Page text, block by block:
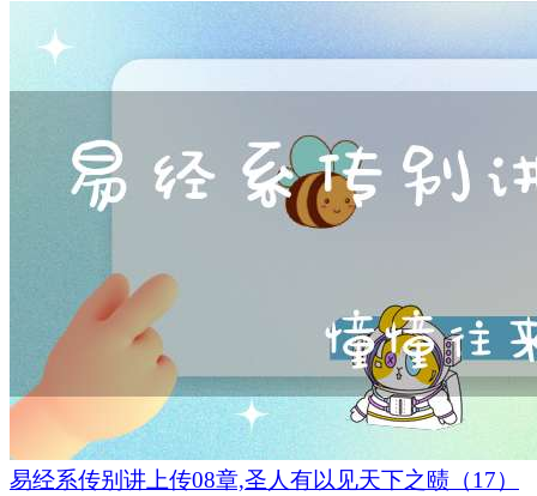
易经系传别讲上传08章,圣人有以见天下之赜（17）